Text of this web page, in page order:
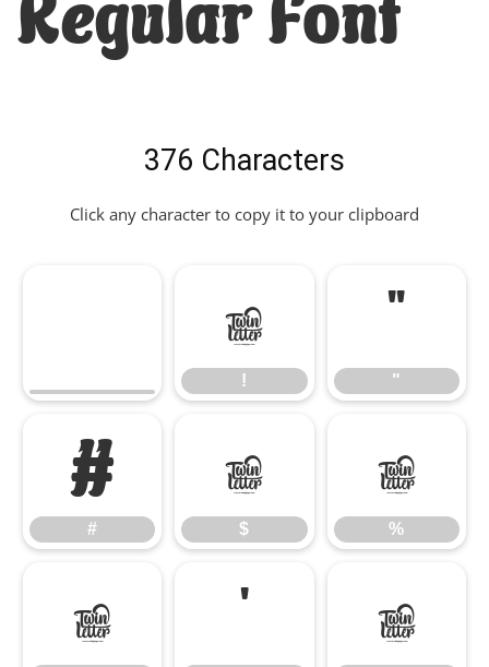
376 Characters
Click any character to copy it to your clipboard
!
!
"
"
#
#
$
$
%
%
& ' (